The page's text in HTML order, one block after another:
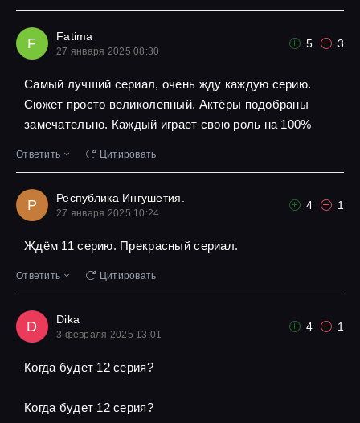
F Fatima
27 января 2025 08:30
5 3
Самый лучший сериал, очень жду каждую серию.
Сюжет просто великолепный. Актёры подобраны
замечательно. Каждый играет свою роль на 100%
Ответить Цитировать
Р Республика Ингушетия.
27 января 2025 10:24
4 1
Ждём 11 серию. Прекрасный сериал.
Ответить Цитировать
D Dika
3 февраля 2025 13:01
4 1
Когда будет 12 серия?
Когда будет 12 серия?